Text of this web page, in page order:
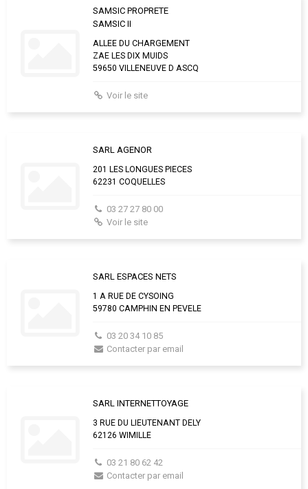
SAMSIC PROPRETE
SAMSIC II
ALLEE DU CHARGEMENT
ZAE LES DIX MUIDS
59650 VILLENEUVE D ASCQ
Voir le site
SARL AGENOR
201 LES LONGUES PIECES
62231 COQUELLES
03 27 27 80 00
Voir le site
SARL ESPACES NETS
1 A RUE DE CYSOING
59780 CAMPHIN EN PEVELE
03 20 34 10 85
Contacter par email
SARL INTERNETTOYAGE
3 RUE DU LIEUTENANT DELY
62126 WIMILLE
03 21 80 62 42
Contacter par email